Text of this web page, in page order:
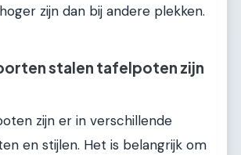
zijn dan bij andere plekken.
stalen tafelpoten zijn
zijn er in verschillende
en stijlen. Het is belangrijk om